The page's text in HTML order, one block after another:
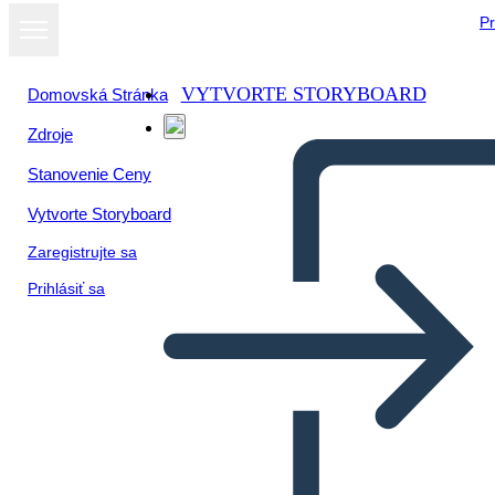
Domovská Stránka
Zdroje
Stanovenie Ceny
Vytvorte Storyboard
Zaregistrujte sa
Prihlásiť sa
VYTVORTE STORYBOARD